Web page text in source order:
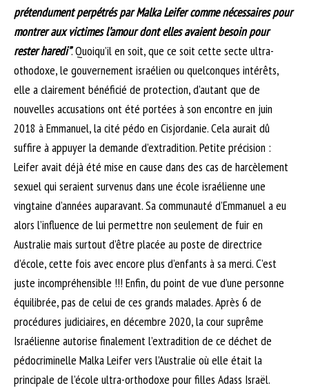
prétendument perpétrés par Malka Leifer comme nécessaires pour
montrer aux victimes l’amour dont elles avaient besoin pour
rester haredi”. Quoiqu’il en soit, que ce soit cette secte ultra-
othodoxe, le gouvernement israélien ou quelconques intérêts,
elle a clairement bénéficié de protection, d’autant que de
nouvelles accusations ont été portées à son encontre en juin
2018 à Emmanuel, la cité pédo en Cisjordanie. Cela aurait dû
suffire à appuyer la demande d’extradition. Petite précision :
Leifer avait déjà été mise en cause dans des cas de harcèlement
sexuel qui seraient survenus dans une école israélienne une
vingtaine d’années auparavant. Sa communauté d’Emmanuel a eu
alors l’influence de lui permettre non seulement de fuir en
Australie mais surtout d’être placée au poste de directrice
d’école, cette fois avec encore plus d’enfants à sa merci. C’est
juste incompréhensible !!! Enfin, du point de vue d’une personne
équilibrée, pas de celui de ces grands malades. Après 6 de
procédures judiciaires, en décembre 2020, la cour suprême
Israélienne autorise finalement l’extradition de ce déchet de
pédocriminelle Malka Leifer vers l’Australie où elle était la
principale de l’école ultra-orthodoxe pour filles Adass Israël.